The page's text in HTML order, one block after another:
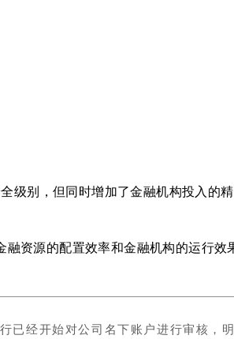
级别，但同时增加了金融机构投入的精
资源的配置效率和金融机构的运行效
经开始对公司名下账户进行审核，